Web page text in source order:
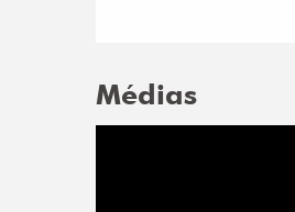
Médias